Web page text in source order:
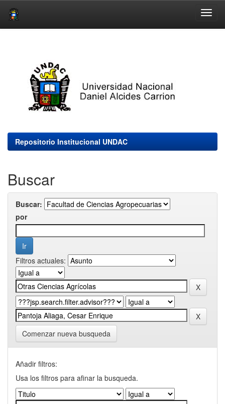
Repositorio Institucional UNDAC
Buscar
Buscar:
por
Filtros actuales:
Comenzar nueva busqueda
Añadir filtros:
Usa los filtros para afinar la busqueda.